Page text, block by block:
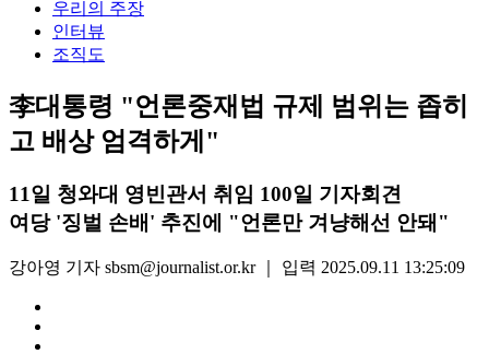
우리의 주장
인터뷰
조직도
李대통령 "언론중재법 규제 범위는 좁히
고 배상 엄격하게"
11일 청와대 영빈관서 취임 100일 기자회견
여당 '징벌 손배' 추진에 "언론만 겨냥해선 안돼"
강아영 기자 sbsm@journalist.or.kr 입력 2025.09.11 13:25:09